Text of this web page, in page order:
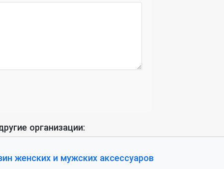
организации:
женских и мужских аксессуаров